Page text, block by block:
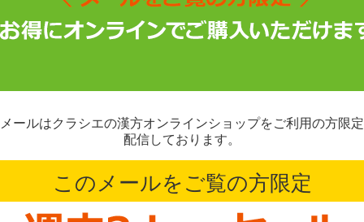
ールはクラシエの漢方オンラインショップをご利用の方限
配信しております。
このメールをご覧の方限定